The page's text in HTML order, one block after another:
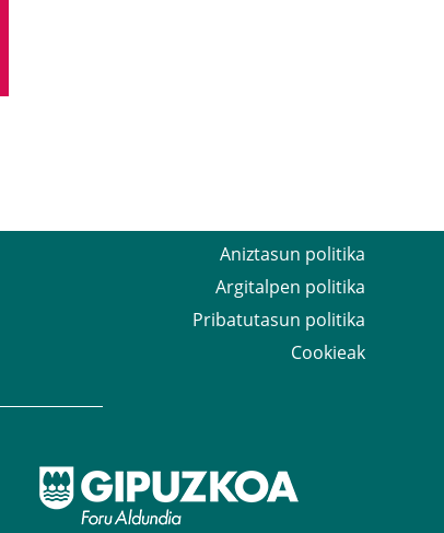
Aniztasun politika
Argitalpen politika
Pribatutasun politika
Cookieak